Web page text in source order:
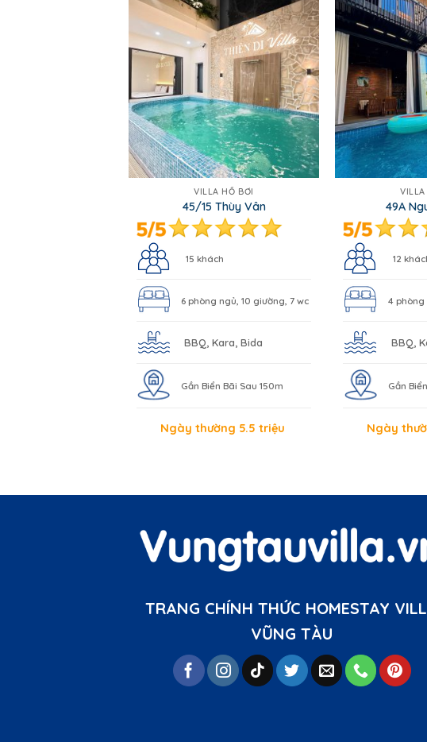
VILLA HỒ BƠI
45/15 Thùy Vân
15 khách
6 phòng ngủ, 10 giường, 7 wc
BBQ, Kara, Bida
Gần Biển Bãi Sau 150m
Ngày thường 5.5 triệu
VILLA
49A
12
4 phòng
BBQ,
Gần
Ngày
TRANG CHÍNH THỨC HOMESTAY
VŨNG TÀU